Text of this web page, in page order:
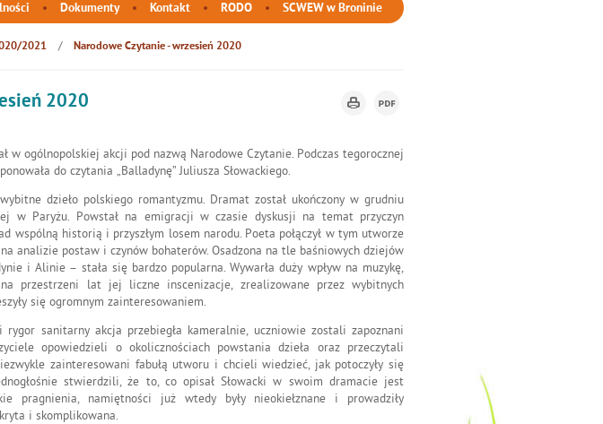
Dokumenty Kontakt RODO SCWEW w Broninie
2021 / Narodowe Czytanie - wrzesień 2020
2020
w ogólnopolskiej akcji pod nazwą Narodowe Czytanie. Podczas tegorocznej
do czytania „Balladynę” Juliusza Słowackiego.
dzieło polskiego romantyzmu. Dramat został ukończony w grudniu
w Paryżu. Powstał na emigracji w czasie dyskusji na temat przyczyn
wspólną historią i przyszłym losem narodu. Poeta połączył w tym utworze
analizie postaw i czynów bohaterów. Osadzona na tle baśniowych dziejów
i Alinie – stała się bardzo popularna. Wywarła duży wpływ na muzykę,
przestrzeni lat jej liczne inscenizacje, zrealizowane przez wybitnych
się ogromnym zainteresowaniem.
sanitarny akcja przebiegła kameralnie, uczniowie zostali zapoznani
opowiedzieli o okolicznościach powstania dzieła oraz przeczytali
zainteresowani fabułą utworu i chcieli wiedzieć, jak potoczyły się
stwierdzili, że to, co opisał Słowacki w swoim dramacie jest
pragnienia, namiętności już wtedy były nieokiełznane i prowadziły
i skomplikowana.